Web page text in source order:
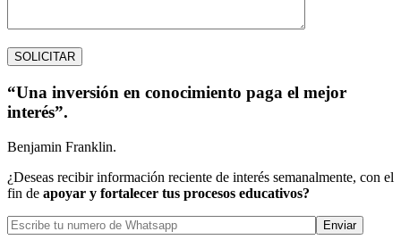
“Una inversión en conocimiento paga el mejor
interés”.
Benjamin Franklin.
¿Deseas recibir información reciente de interés semanalmente, con el
fin de apoyar y fortalecer tus procesos educativos?